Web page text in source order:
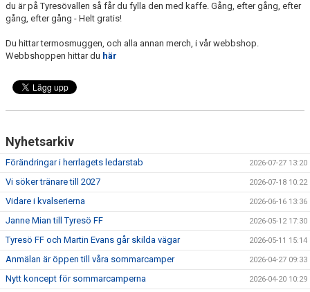
du är på Tyresövallen så får du fylla den med kaffe. Gång, efter gång, efter
gång, efter gång - Helt gratis!
Du hittar termosmuggen, och alla annan merch, i vår webbshop.
Webbshoppen hittar du här
Nyhetsarkiv
Förändringar i herrlagets ledarstab 2026-07-27 13:20
Vi söker tränare till 2027 2026-07-18 10:22
Vidare i kvalserierna 2026-06-16 13:36
Janne Mian till Tyresö FF 2026-05-12 17:30
Tyresö FF och Martin Evans går skilda vägar 2026-05-11 15:14
Anmälan är öppen till våra sommarcamper 2026-04-27 09:33
Nytt koncept för sommarcamperna 2026-04-20 10:29